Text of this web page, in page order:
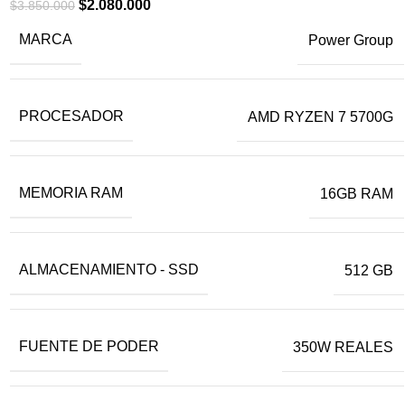
FUENTE DE PODER
TAMAÑO DE MONITOR
$3.850.000 $2.080.000
MARCA Power Group
PROCESADOR AMD RYZEN 7 5700G
MEMORIA RAM 16GB RAM
ALMACENAMIENTO - SSD 512 GB
FUENTE DE PODER 350W REALES